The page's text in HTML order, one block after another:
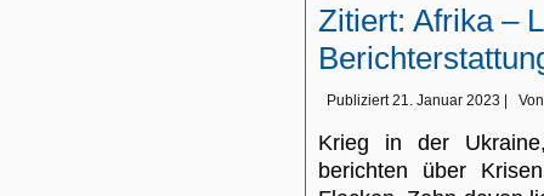
Zitiert: Afrika –
Publiziert 21. Januar 2023 Von
Krieg in der
berichten über